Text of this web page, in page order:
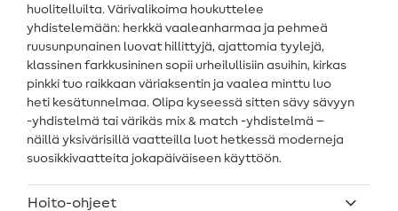
huolitelluilta. Värivalikoima houkuttelee
yhdistelemään: herkkä vaaleanharmaa ja pehmeä
ruusunpunainen luovat hillittyjä, ajattomia tyylejä,
klassinen farkkusininen sopii urheilullisiin asuihin, kirkas
pinkki tuo raikkaan väriaksentin ja vaalea minttu luo
heti kesätunnelmaa. Olipa kyseessä sitten sävy sävyyn
-yhdistelmä tai värikäs mix & match -yhdistelmä –
näillä yksivärisillä vaatteilla luot hetkessä moderneja
suosikkivaatteita jokapäiväiseen käyttöön.
Hoito-ohjeet